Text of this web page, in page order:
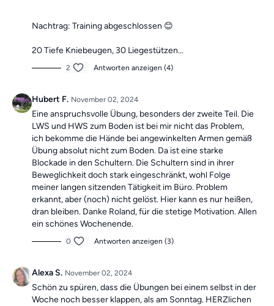
Nachtrag: Training abgeschlossen 😊
20 Tiefe Kniebeugen, 30 Liegestützen...
2 Antworten anzeigen (4)
Hubert F. November 02, 2024
Eine anspruchsvolle Übung, besonders der zweite Teil. Die
LWS und HWS zum Boden ist bei mir nicht das Problem,
ich bekomme die Hände bei angewinkelten Armen gemäß
Übung absolut nicht zum Boden. Da ist eine starke
Blockade in den Schultern. Die Schultern sind in ihrer
Beweglichkeit doch stark eingeschränkt, wohl Folge
meiner langen sitzenden Tätigkeit im Büro. Problem
erkannt, aber (noch) nicht gelöst. Hier kann es nur heißen,
dran bleiben. Danke Roland, für die stetige Motivation. Allen
ein schönes Wochenende.
0 Antworten anzeigen (3)
Alexa S. November 02, 2024
Schön zu spüren, dass die Übungen bei einem selbst in der
Woche noch besser klappen, als am Sonntag. HERZlichen